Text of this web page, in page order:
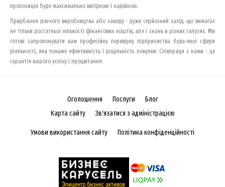
пропозиція буде максимально вигідною і надійною.
Придбання діючого виробництва або заводу - дуже серйозний захід, що вимагає
не тільки достатньої кількості фінансових коштів, але і знань в різних галузях. Ми
готові запропонувати вам професійну перевірку підприємства будь-якої сфери
діяльності, яка покаже ефективність і доцільність покупки. Співпраця з нами - це
гарантія вашого успіху і процвітання.
Оголошення Послуги
Блог
Карта сайту
Зв'язатися з адміністрацією
Умови використання сайту Політика конфіденційності